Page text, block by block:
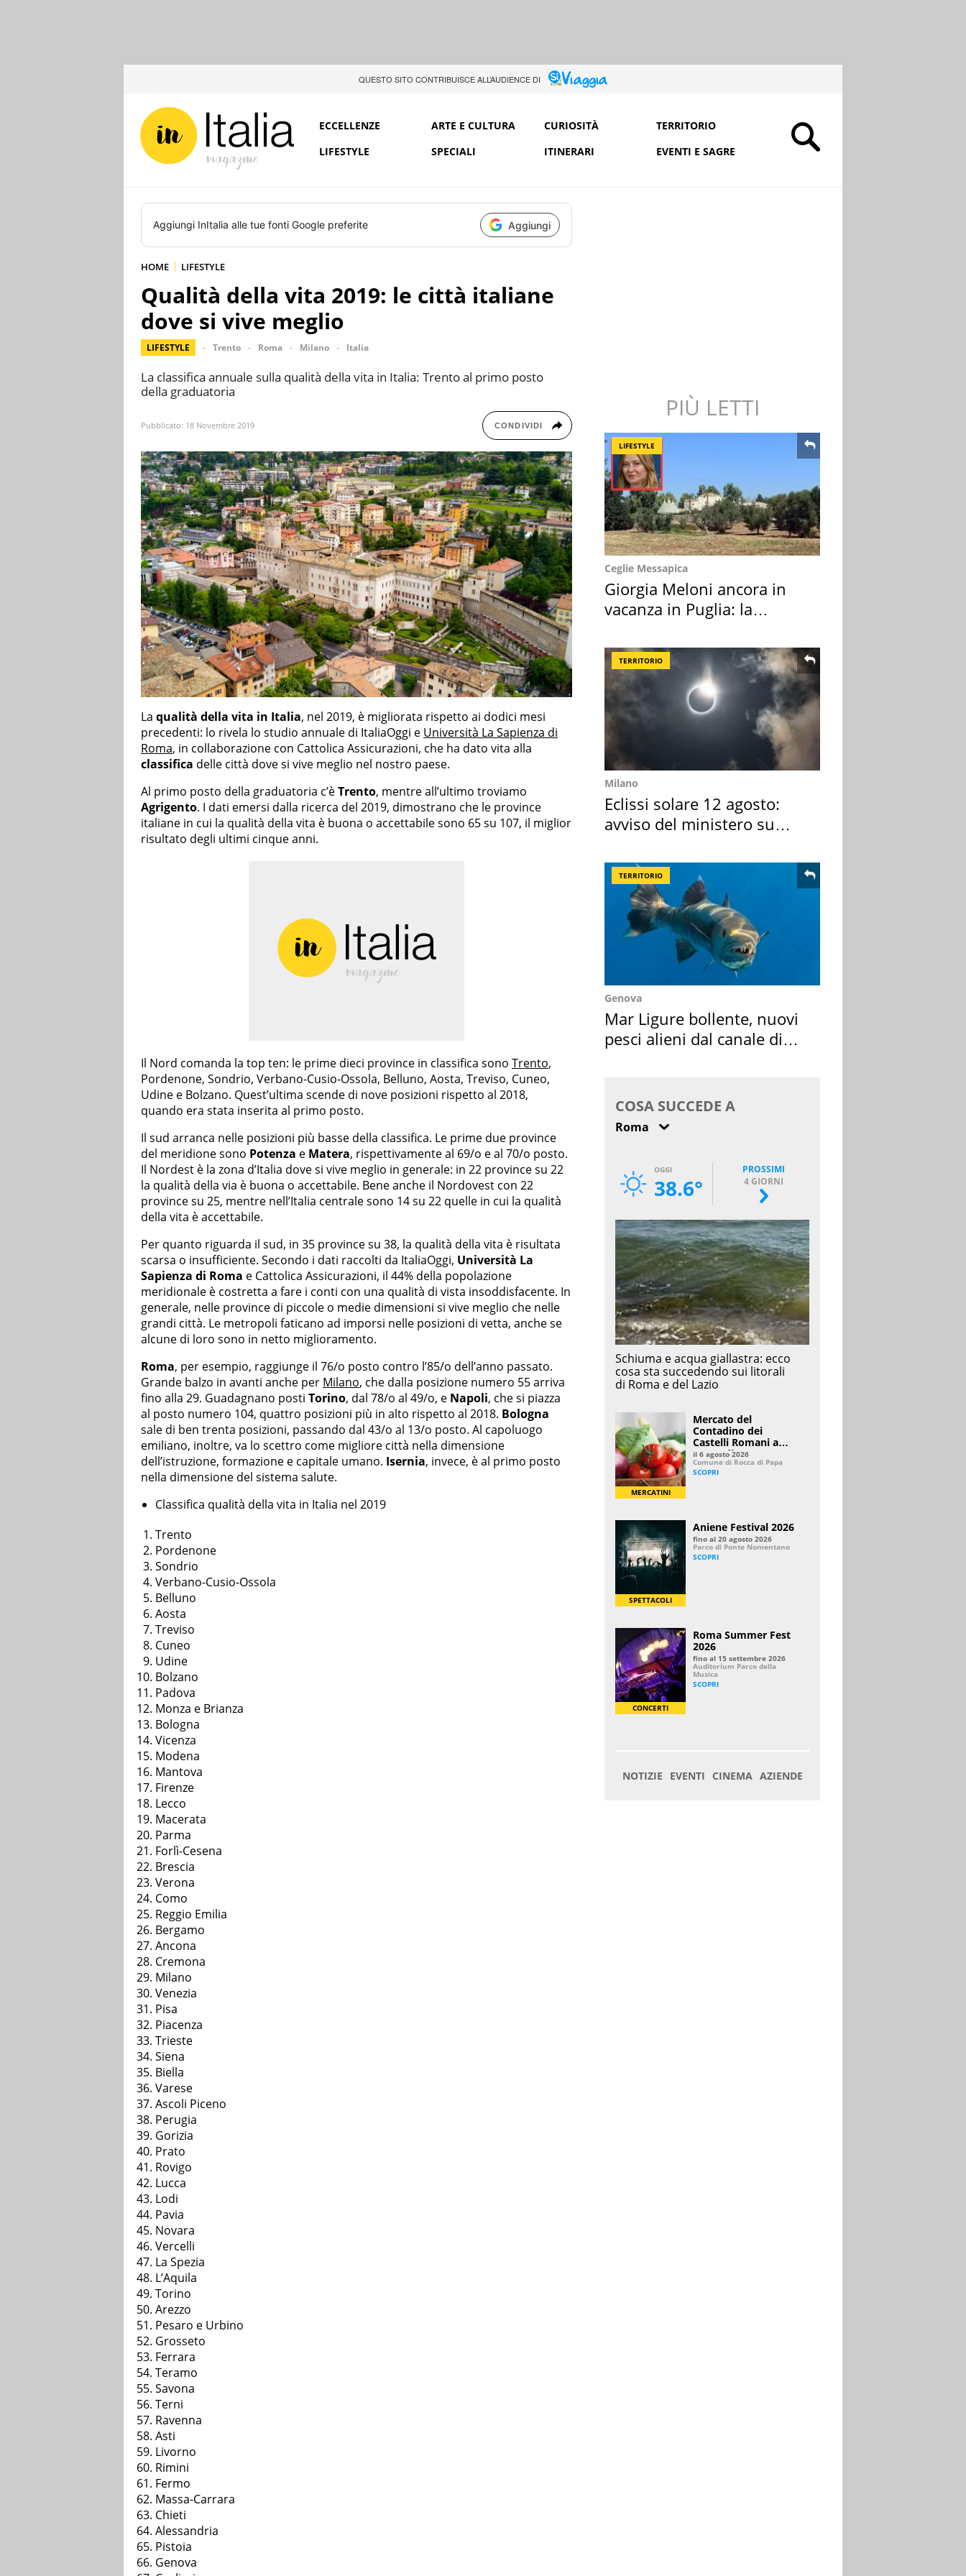
QUESTO SITO CONTRIBUISCE ALL’AUDIENCE DI
ECCELLENZE ARTE E CULTURA CURIOSITÀ
TERRITORIO
LIFESTYLE
SPECIALI ITINERARI EVENTI E SAGRE
Aggiungi InItalia alle tue fonti Google preferite Aggiungi
HOME LIFESTYLE
Qualità della vita 2019: le città italiane
dove si vive meglio
LIFESTYLE Trento Roma Milano Italia
La classifica annuale sulla qualità della vita in Italia: Trento al primo posto
della graduatoria
Pubblicato: 18 Novembre 2019 CONDIVIDI
La qualità della vita in Italia, nel 2019, è migliorata rispetto ai dodici mesi
precedenti: lo rivela lo studio annuale di ItaliaOggi e Università La Sapienza di
Roma, in collaborazione con Cattolica Assicurazioni, che ha dato vita alla
classifica delle città dove si vive meglio nel nostro paese.
Al primo posto della graduatoria c’èTrento, mentre all’ultimo troviamo
Agrigento. I dati emersi dalla ricerca del 2019, dimostrano che le province
italiane in cui la qualità della vita è buona o accettabile sono 65 su 107, il miglior
risultato degli ultimi cinque anni.
Il Nord comanda la top ten: le prime dieci province in classifica sono Trento,
Pordenone, Sondrio, Verbano-Cusio-Ossola, Belluno, Aosta, Treviso, Cuneo,
Udine e Bolzano. Quest’ultima scende di nove posizioni rispetto al 2018,
quando era stata inserita al primo posto.
Il sud arranca nelle posizioni più basse della classifica. Le prime due province
del meridione sono Potenza e Matera, rispettivamente al 69/o e al 70/o posto.
Il Nordest è la zona d’Italia dove si vive meglio in generale: in 22 province su 22
la qualità della via è buona o accettabile. Bene anche il Nordovest con 22
province su 25, mentre nell’Italia centrale sono 14 su 22 quelle in cui la qualità
della vita è accettabile.
Per quanto riguarda il sud, in 35 province su 38, la qualità della vita è risultata
scarsa o insufficiente. Secondo i dati raccolti da ItaliaOggi, Università La
Sapienza di Roma e Cattolica Assicurazioni, il 44% della popolazione
meridionale è costretta a fare i conti con una qualità di vista insoddisfacente. In
generale, nelle province di piccole o medie dimensioni si vive meglio che nelle
grandi città. Le metropoli faticano ad imporsi nelle posizioni di vetta, anche se
alcune di loro sono in netto miglioramento.
Roma, per esempio, raggiunge il 76/o posto contro l’85/o dell’anno passato.
Grande balzo in avanti anche per Milano, che dalla posizione numero 55 arriva
fino alla 29. Guadagnano posti Torino, dal 78/o al 49/o, e Napoli, che si piazza
al posto numero 104, quattro posizioni più in alto rispetto al 2018. Bologna
sale di ben trenta posizioni, passando dal 43/o al 13/o posto. Al capoluogo
emiliano, inoltre, va lo scettro come migliore città nella dimensione
dell’istruzione, formazione e capitale umano. Isernia, invece, è al primo posto
nella dimensione del sistema salute.
Classifica qualità della vita in Italia nel 2019
Trento
Pordenone
Sondrio
Verbano-Cusio-Ossola
Belluno
Aosta
Treviso
Cuneo
Udine
Bolzano
Padova
Monza e Brianza
Bologna
Vicenza
Modena
Mantova
Firenze
Lecco
Macerata
Parma
Forlì-Cesena
Brescia
Verona
Como
Reggio Emilia
Bergamo
Ancona
Cremona
Milano
Venezia
Pisa
Piacenza
Trieste
Siena
Biella
Varese
Ascoli Piceno
Perugia
Gorizia
Prato
Rovigo
Lucca
Lodi
Pavia
Novara
Vercelli
La Spezia
L’Aquila
Torino
Arezzo
Pesaro e Urbino
Grosseto
Ferrara
Teramo
Savona
Terni
Ravenna
Asti
Livorno
Rimini
Fermo
Massa-Carrara
Chieti
Alessandria
Pistoia
Genova
PIÙ LETTI
LIFESTYLE
Ceglie Messapica
Giorgia Meloni ancora in
vacanza in Puglia: la
TERRITORIO
Milano
Eclissi solare 12 agosto:
avviso del ministero su
TERRITORIO
Genova
Mar Ligure bollente, nuovi
pesci alieni dal canale di